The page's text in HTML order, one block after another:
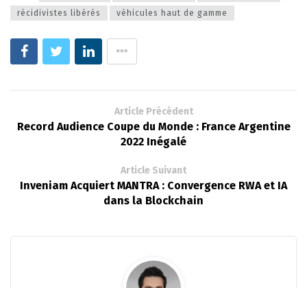
récidivistes libérés
véhicules haut de gamme
Article Précédent
Record Audience Coupe du Monde : France Argentine
2022 Inégalé
Article Suivant
Inveniam Acquiert MANTRA : Convergence RWA et IA
dans la Blockchain